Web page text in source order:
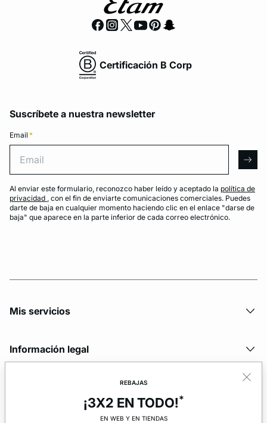
REBAJAS
¡3X2 EN TODO!*
EN WEB Y EN TIENDAS
Certificación B Corp
Suscríbete a nuestra newsletter
Email *
Al enviar este formulario, reconozco haber leído y aceptado la política de
privacidad , con el fin de enviarte comunicaciones comerciales. Puedes
darte de baja en cualquier momento haciendo clic en el enlace "darse de
baja" que aparece en la parte inferior de cada correo electrónico.
Mis servicios
Información legal